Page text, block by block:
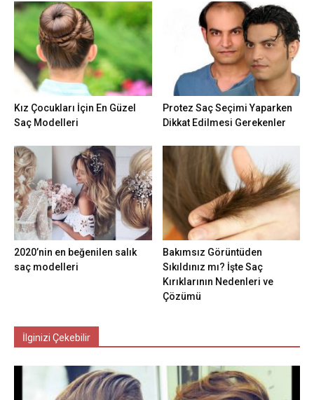
Kız Çocukları İçin En Güzel
Saç Modelleri
Protez Saç Seçimi Yaparken
Dikkat Edilmesi Gerekenler
2020’nin en beğenilen salık
saç modelleri
Bakımsız Görüntüden
Sıkıldınız mı? İşte Saç
Kırıklarının Nedenleri ve
Çözümü
İlginizi Çekebilir